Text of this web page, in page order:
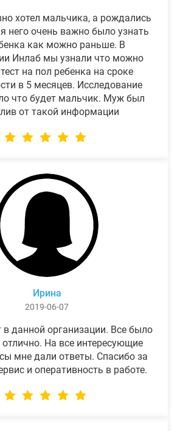
хотел мальчика, а рождались
него очень важно было узнать
как можно раньше. В
Инлаб мы узнали что можно
на пол ребенка на сроке
в 5 месяцев. Исследование
что будет мальчик. Муж был
от такой информации
Ирина
2019-06-07
в данной организации. Все было
На все интересующие
мне дали ответы. Спасибо за
и оперативность в работе.